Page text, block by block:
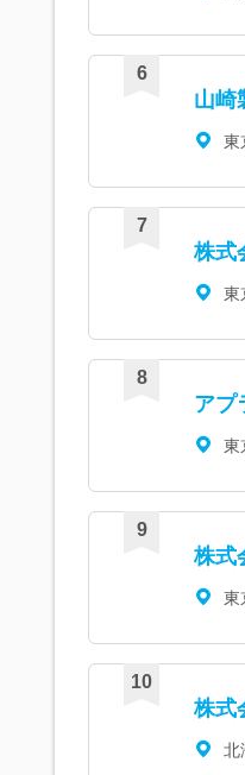
山崎
東
株式
東
アプ
東
株式
東
株式
北